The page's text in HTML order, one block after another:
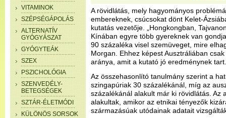
VITAMINOK
SZÉPSÉGÁPOLÁS
ALTERNATÍV
GYÓGYÁSZAT
GYÓGYTEÁK
SZEX
PSZICHOLÓGIA
SZENVEDÉLY-
BETEGSÉGEK
SZTÁR-ÉLETMÓDI
KÜLÖNÖS SORSOK
A rövidlátás, mely hagyományos
embereknek, csúcsokat dönt Kelet-
kutatás vezetője. „Hongkongban,
Kínában egyre több gyereknek van
90 százaléka visel szemüveget, mire
Morgan. Ehhez képest Ausztráliában
aránya, amit a kutató jó eredménynek tart.
Az összehasonlító tanulmány szerint a
szingapúriak 30 százalékánál, míg az
százalékánál alakult már ki rövidlátás. Az
alakultak, amikor az etnikai tényezők
származásúak utódainak adatait